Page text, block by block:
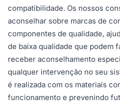
compatibilidade. Os nossos
aconselhar sobre marcas de
componentes de qualidade,
de baixa qualidade que podem
receber aconselhamento
qualquer intervenção no seu
é realizada com os materiais
funcionamento e prevenindo